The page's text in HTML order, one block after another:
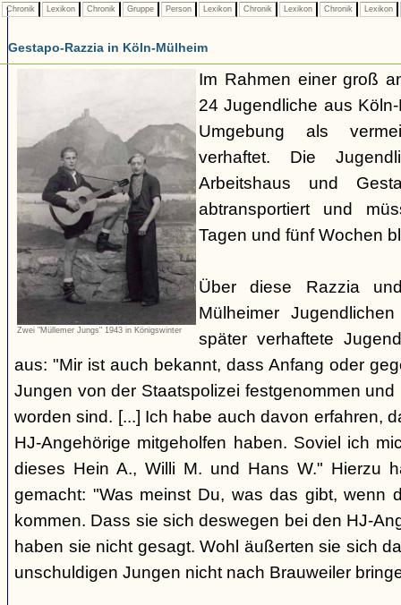
Chronik Lexikon Chronik Gruppe Person Lexikon Chronik Lexikon Chronik Lexikon
Gestapo-Razzia in Köln-Mülheim
Zwei "Müllemer Jungs" 1943 in Königswinter
Im Rahmen einer groß
24 Jugendliche aus
Umgebung als
verhaftet. Die
Arbeitshaus und
abtransportiert und
Tagen und fünf Wochen
Über diese Razzia
Mülheimer
später verhaftete
aus: "Mir ist auch bekannt, dass Anfang oder
Jungen von der Staatspolizei festgenommen
worden sind. [...] Ich habe auch davon erfahren,
HJ-Angehörige mitgeholfen haben. Soviel ich
dieses Hein A., Willi M. und Hans W." Hierzu
gemacht: "Was meinst Du, was das gibt, wenn
kommen. Dass sie sich deswegen bei den HJ-
haben sie nicht gesagt. Wohl äußerten sie sich
unschuldigen Jungen nicht nach Brauweiler